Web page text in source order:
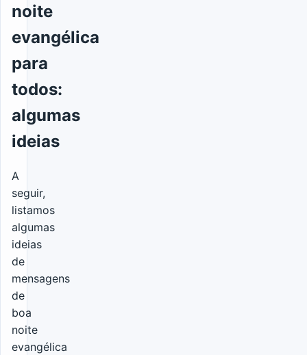
noite
evangélica
para
todos:
algumas
ideias
A
seguir,
listamos
algumas
ideias
de
mensagens
de
boa
noite
evangélica